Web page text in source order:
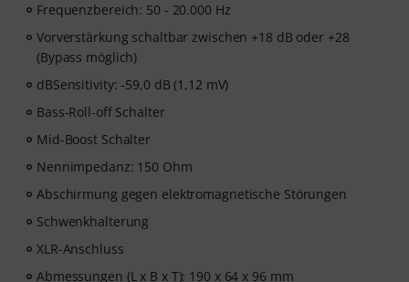
Frequenzbereich: 50 - 20.000 Hz
Vorverstärkung schaltbar zwischen +18 dB oder +28
(Bypass möglich)
dBSensitivity: -59,0 dB (1,12 mV)
Bass-Roll-off Schalter
Mid-Boost Schalter
Nennimpedanz: 150 Ohm
Abschirmung gegen elektromagnetische Störungen
Schwenkhalterung
XLR-Anschluss
Abmessungen (L x B x T): 190 x 64 x 96 mm